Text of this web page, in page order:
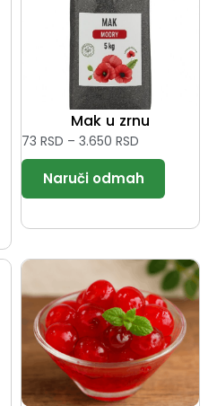
Mak u zrnu
73 RSD – 3.650 RSD